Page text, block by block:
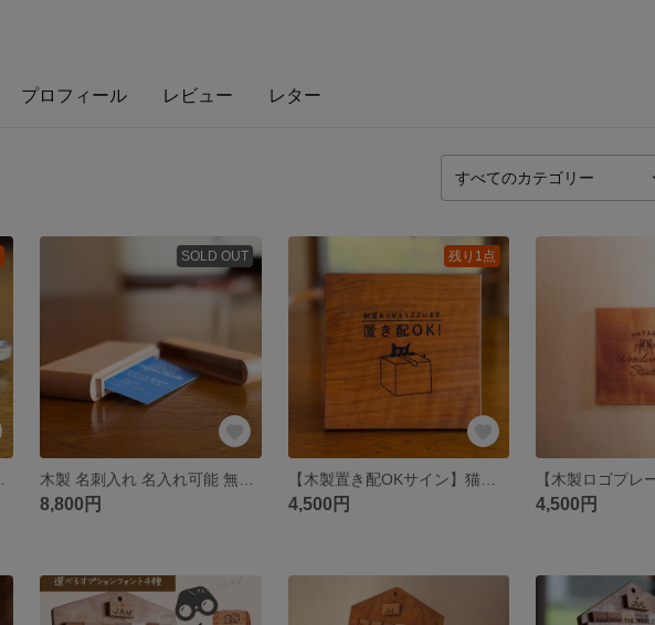
プロフィール レビュー レター
SOLD OUT
8,800円
残り1点
【木製置き配OKサイン】猫イラスト入り｜玄関プレート・宅配ボックス用｜国産天然木 山さくら｜手作り 一点物 表札風 インテリア ギフトにおすすめ
4,500円 4,500円